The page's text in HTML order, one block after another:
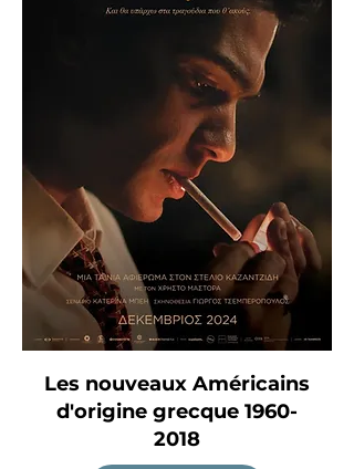
Les nouveaux Américains
d'origine grecque 1960-
2018